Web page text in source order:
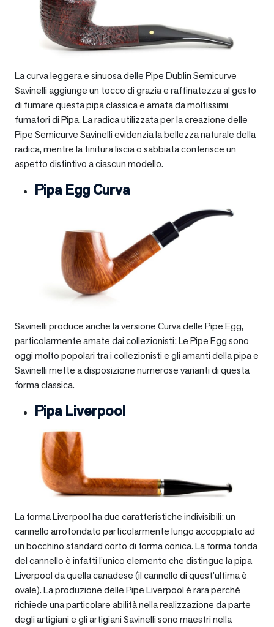
La curva leggera e sinuosa delle Pipe Dublin Semicurve
Savinelli aggiunge un tocco di grazia e raffinatezza al gesto
di fumare questa pipa classica e amata da moltissimi
fumatori di Pipa. La radica utilizzata per la creazione delle
Pipe Semicurve Savinelli evidenzia la bellezza naturale della
radica, mentre la finitura liscia o sabbiata conferisce un
aspetto distintivo a ciascun modello.
Pipa Egg Curva
Savinelli produce anche la versione Curva delle Pipe Egg,
particolarmente amate dai collezionisti: Le Pipe Egg sono
oggi molto popolari tra i collezionisti e gli amanti della pipa e
Savinelli mette a disposizione numerose varianti di questa
forma classica.
Pipa Liverpool
La forma Liverpool ha due caratteristiche indivisibili: un
cannello arrotondato particolarmente lungo accoppiato ad
un bocchino standard corto di forma conica. La forma tonda
del cannello è infatti l’unico elemento che distingue la pipa
Liverpool da quella canadese (il cannello di quest’ultima è
ovale). La produzione delle Pipe Liverpool è rara perché
richiede una particolare abilità nella realizzazione da parte
degli artigiani e gli artigiani Savinelli sono maestri nella